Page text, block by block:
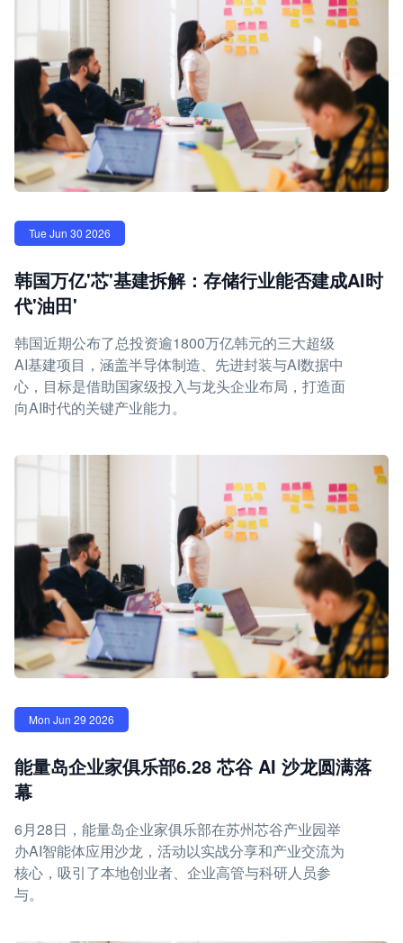
Tue Jun 30 2026
韩国万亿'芯'基建拆解：存储行业能否建成AI时
代'油田'
韩国近期公布了总投资逾1800万亿韩元的三大超级
AI基建项目，涵盖半导体制造、先进封装与AI数据中
心，目标是借助国家级投入与龙头企业布局，打造面
向AI时代的关键产业能力。
Mon Jun 29 2026
能量岛企业家俱乐部6.28 芯谷 AI 沙龙圆满落
幕
6月28日，能量岛企业家俱乐部在苏州芯谷产业园举
办AI智能体应用沙龙，活动以实战分享和产业交流为
核心，吸引了本地创业者、企业高管与科研人员参
与。